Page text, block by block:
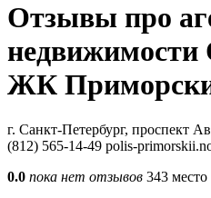
Отзывы про
недвижимости
ЖК
г. Санкт-Петербург, проспект
(812) 565-14-49 polis-
0.0 пока нет отзывов 343